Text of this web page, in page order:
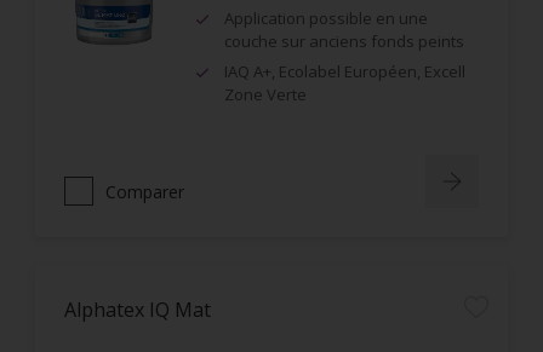
Application possible en une
couche sur anciens fonds peints
IAQ A+, Ecolabel Européen, Excell
Zone Verte
Comparer
Alphatex IQ Mat